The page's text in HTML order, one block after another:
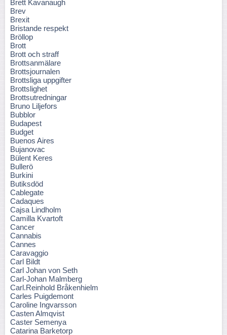
Brett Kavanaugh
Brev
Brexit
Bristande respekt
Bröllop
Brott
Brott och straff
Brottsanmälare
Brottsjournalen
Brottsliga uppgifter
Brottslighet
Brottsutredningar
Bruno Liljefors
Bubblor
Budapest
Budget
Buenos Aires
Bujanovac
Bülent Keres
Bullerö
Burkini
Butiksdöd
Cablegate
Cadaques
Cajsa Lindholm
Camilla Kvartoft
Cancer
Cannabis
Cannes
Caravaggio
Carl Bildt
Carl Johan von Seth
Carl-Johan Malmberg
Carl.Reinhold Bråkenhielm
Carles Puigdemont
Caroline Ingvarsson
Casten Almqvist
Caster Semenya
Catarina Barketorp